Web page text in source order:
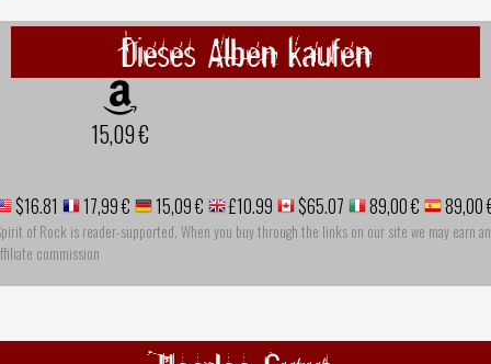
Dieses Alben kaufen
15,09 €
$16.81 17,99 € 15,09 € £10.99 $65.07 89,00 € 89,00
of Rock is reader-supported. When you buy through the links on our site we may earn an
commission